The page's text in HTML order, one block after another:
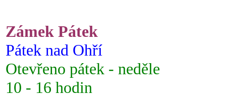
Zámek Pátek
Pátek nad Ohří
Otevřeno pátek - neděle
10 - 16 hodin